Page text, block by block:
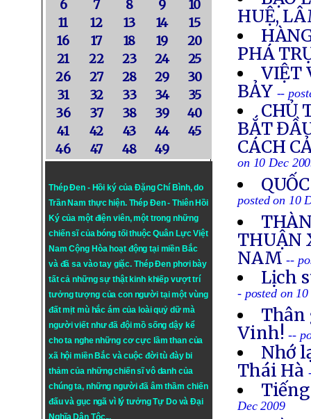
6
7 8 9
10
11
12 13 14
15
16
17 18 19
20
21
22 23 24
25
26
27 28 29
30
31
32 33 34
35
36
37 38 39
40
41
42 43 44
45
46
47 48 49
Thép Đen - Hồi ký của Đặng Chí Bình, do
Trần Nam thực hiện. Thép Đen- Thiên Hồi
Ký của một điện viên, một trong những
chiến sĩ của bóng tối thuộc Quân Lực Việt
Nam Cộng Hòa hoạt động tại miền Bắc
và đã sa vào tay giặc. Thép Đen phơi bày
tất cả những sự thật kinh khiếp vượt trí
tưởng tượng của con người tại một vùng
đất mịt mù hắc ám của loài quỷ dữ mà
người viết như đã đội mồ sống dậy kể
cho ta nghe những cơ cực lầm than của
xã hội miền Bắc và cuộc đời tù đày bi
thảm của những chiến sĩ vô danh của
chúng ta, những người đã âm thầm chiến
đấu và gục ngã vì lý tưởngTự DovàĐại
Nghĩa Dân Tộc...
HUỆ,
PHÁ
VIỆT
BẢY --
CHỦ
BẮT
CÁCH
on 10 Dec
posted on 10
THUẬN
NAM--
Lịch
- posted on
Thân
Vinh! --
Nhớ
Thái Hà
Dec 2009